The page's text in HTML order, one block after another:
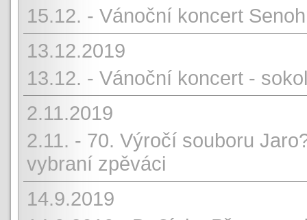
15.12. - Vánoční koncert
13.12.2019
13.12. - Vánoční koncert -
2.11.2019
2.11. - 70. Výročí souboru
vybraní zpěváci
14.9.2019